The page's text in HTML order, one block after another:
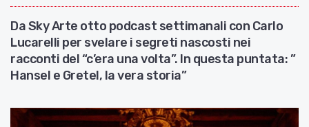
Da Sky Arte otto podcast settimanali con Carlo
Lucarelli per svelare i segreti nascosti nei
racconti del “c’era una volta”. In questa puntata: ”
Hansel e Gretel, la vera storia”